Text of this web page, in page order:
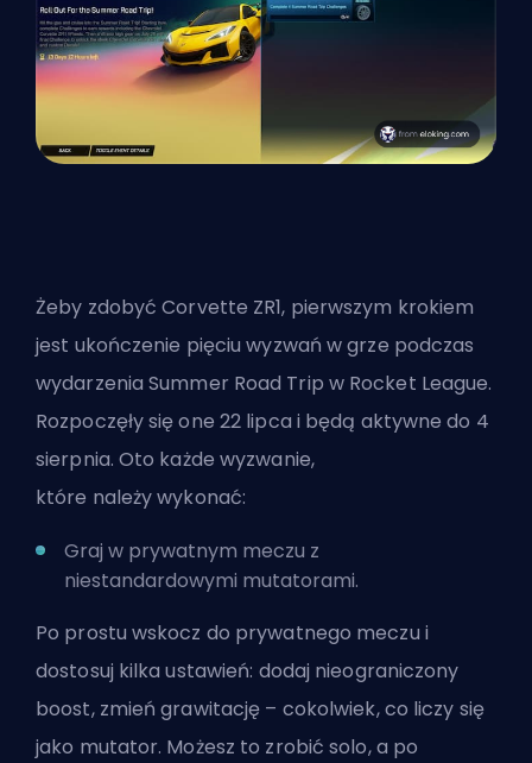
Żeby zdobyć Corvette ZR1, pierwszym krokiem
jest ukończenie pięciu wyzwań w grze podczas
wydarzenia Summer Road Trip w Rocket League.
Rozpoczęły się one 22 lipca i będą aktywne do 4
sierpnia. Oto każde wyzwanie,
które należy wykonać:
Graj w prywatnym meczu z
niestandardowymi mutatorami.
Po prostu wskocz do prywatnego meczu i
dostosuj kilka ustawień: dodaj nieograniczony
boost, zmień grawitację – cokolwiek, co liczy się
jako mutator. Możesz to zrobić solo, a po